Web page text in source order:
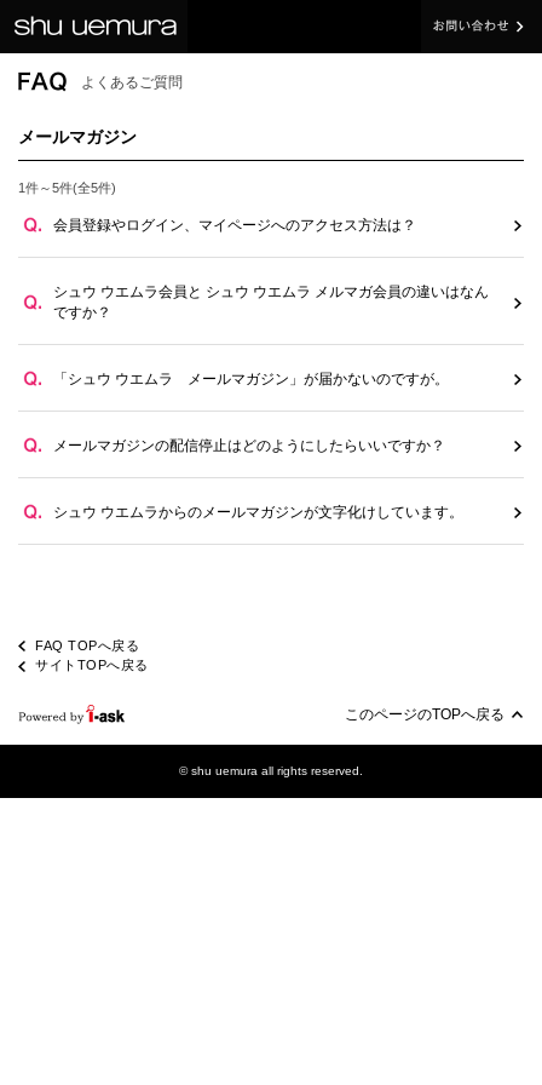
よくあるご質問
メールマガジン
1件～5件(全5件)
会員登録やログイン、マイページへのアクセス方法は？
シュウ ウエムラ会員と シュウ ウエムラ メルマガ会員の違いはなん
ですか？
「シュウ ウエムラ メールマガジン」が届かないのですが。
メールマガジンの配信停止はどのようにしたらいいですか？
シュウ ウエムラからのメールマガジンが文字化けしています。
FAQ TOPへ戻る
サイトTOPへ戻る
このページのTOPへ戻る
© shu uemura all rights reserved.